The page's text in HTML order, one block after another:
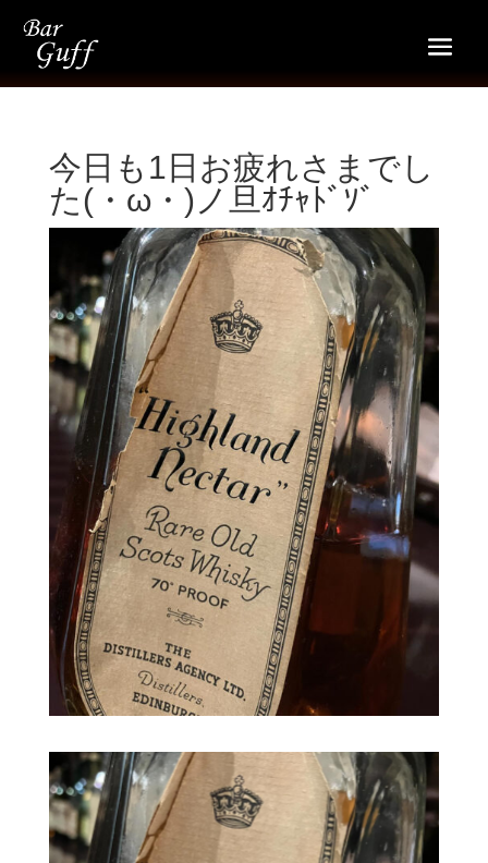
今日も1日お疲れさまでし
た(・ω・)ノ旦ｵﾁｬﾄﾞｿﾞ